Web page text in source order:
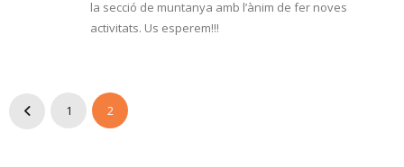
la secció de muntanya amb l’ànim de fer noves
activitats. Us esperem!!!
1 2